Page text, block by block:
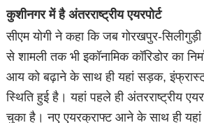
कुशीनगर में है अंतरराष्ट्रीय एयरपोर्ट
सीएम योगी ने कहा कि जब गोरखपुर-सिलीगुड़ी
से शामली तक भी इकॉनामिक कॉरिडोर का
आय को बढ़ाने के साथ ही यहां सड़क,
स्थिति हुई है। यहां पहले ही अंतरराष्ट्रीय
चुका है। नए एयरक्राफ्ट आने के साथ ही यहां